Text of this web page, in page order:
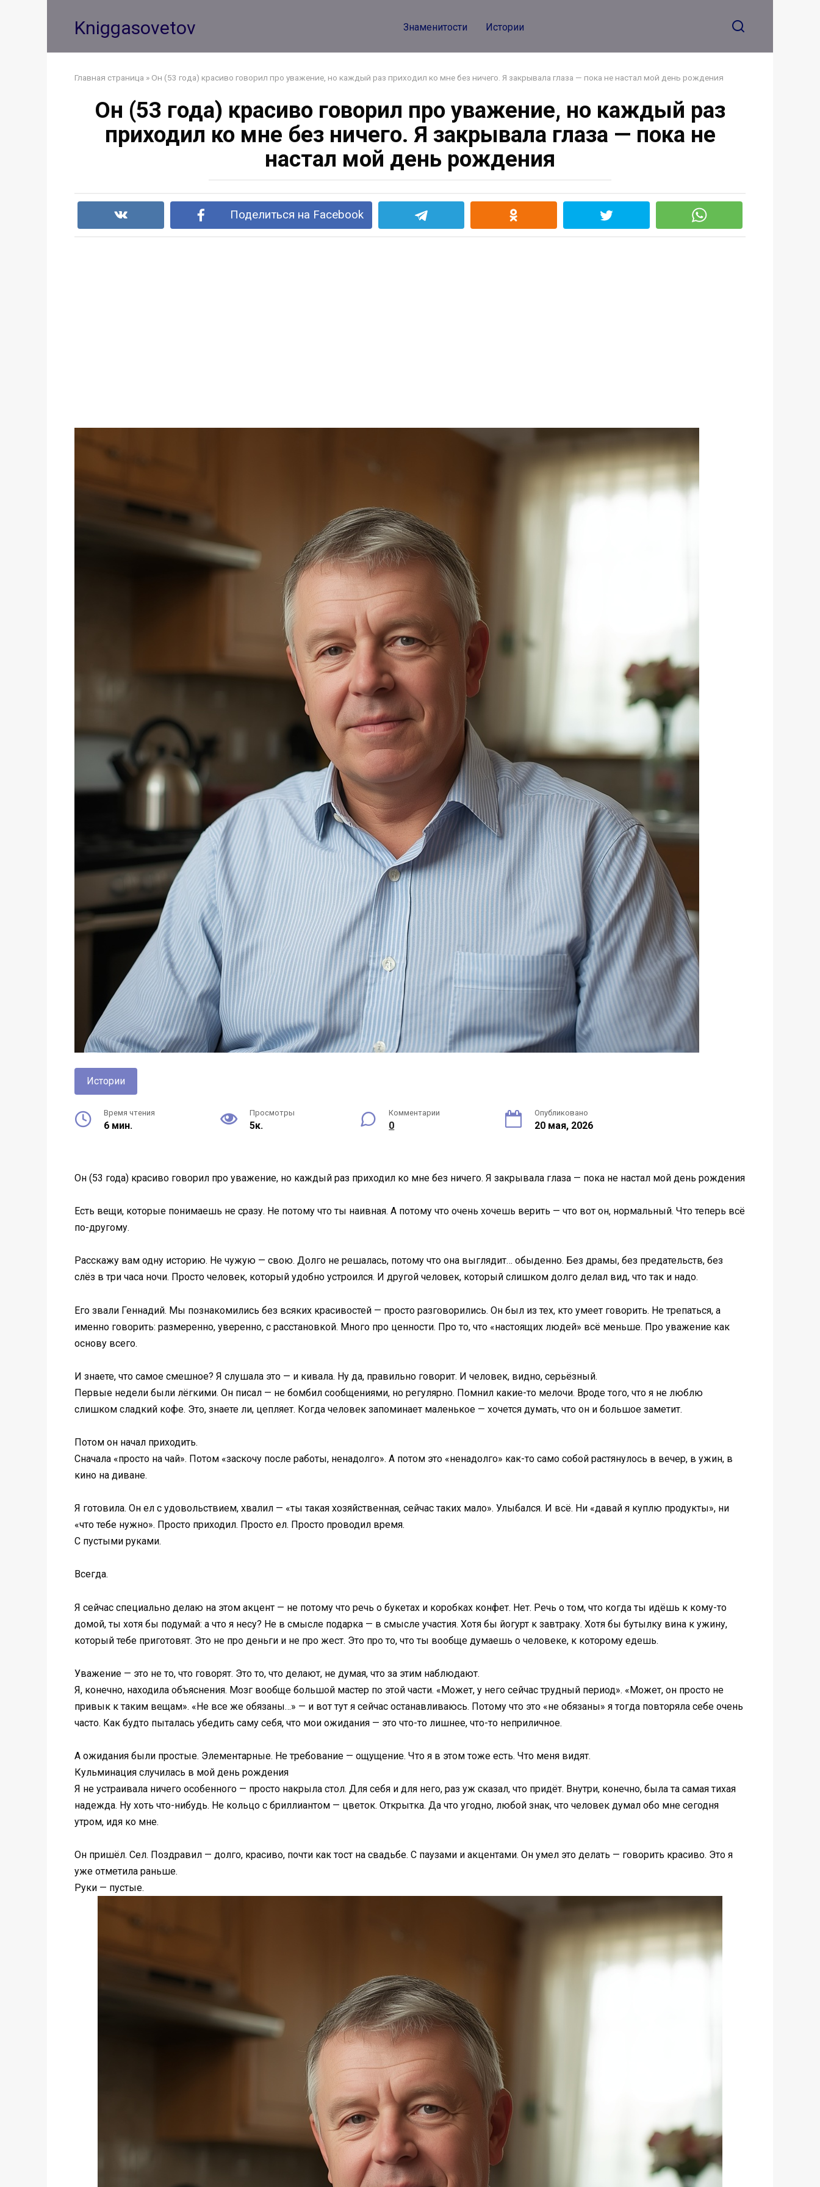
Kniggasovetov Знаменитости Истории
Главная страница » Он (53 года) красиво говорил про уважение, но каждый раз приходил ко мне без ничего. Я закрывала глаза — пока не настал мой день рождения
Он (53 года) красиво говорил про уважение, но каждый раз
приходил ко мне без ничего. Я закрывала глаза — пока не
настал мой день рождения
Поделиться на Facebook
Истории
Время чтения
6 мин.
Просмотры
5к.
Комментарии
0
Опубликовано
20 мая, 2026
Он (53 года) красиво говорил про уважение, но каждый раз приходил ко мне без ничего. Я закрывала глаза — пока не настал мой день рождения
Есть вещи, которые понимаешь не сразу. Не потому что ты наивная. А потому что очень хочешь верить — что вот он, нормальный. Что теперь всё
по-другому.
Расскажу вам одну историю. Не чужую — свою. Долго не решалась, потому что она выглядит… обыденно. Без драмы, без предательств, без
слёз в три часа ночи. Просто человек, который удобно устроился. И другой человек, который слишком долго делал вид, что так и надо.
Его звали Геннадий. Мы познакомились без всяких красивостей — просто разговорились. Он был из тех, кто умеет говорить. Не трепаться, а
именно говорить: размеренно, уверенно, с расстановкой. Много про ценности. Про то, что «настоящих людей» всё меньше. Про уважение как
основу всего.
И знаете, что самое смешное? Я слушала это — и кивала. Ну да, правильно говорит. И человек, видно, серьёзный.
Первые недели были лёгкими. Он писал — не бомбил сообщениями, но регулярно. Помнил какие-то мелочи. Вроде того, что я не люблю
слишком сладкий кофе. Это, знаете ли, цепляет. Когда человек запоминает маленькое — хочется думать, что он и большое заметит.
Потом он начал приходить.
Сначала «просто на чай». Потом «заскочу после работы, ненадолго». А потом это «ненадолго» как-то само собой растянулось в вечер, в ужин, в
кино на диване.
Я готовила. Он ел с удовольствием, хвалил — «ты такая хозяйственная, сейчас таких мало». Улыбался. И всё. Ни «давай я куплю продукты», ни
«что тебе нужно». Просто приходил. Просто ел. Просто проводил время.
С пустыми руками.
Всегда.
Я сейчас специально делаю на этом акцент — не потому что речь о букетах и коробках конфет. Нет. Речь о том, что когда ты идёшь к кому-то
домой, ты хотя бы подумай: а что я несу? Не в смысле подарка — в смысле участия. Хотя бы йогурт к завтраку. Хотя бы бутылку вина к ужину,
который тебе приготовят. Это не про деньги и не про жест. Это про то, что ты вообще думаешь о человеке, к которому едешь.
Уважение — это не то, что говорят. Это то, что делают, не думая, что за этим наблюдают.
Я, конечно, находила объяснения. Мозг вообще большой мастер по этой части. «Может, у него сейчас трудный период». «Может, он просто не
привык к таким вещам». «Не все же обязаны…» — и вот тут я сейчас останавливаюсь. Потому что это «не обязаны» я тогда повторяла себе очень
часто. Как будто пыталась убедить саму себя, что мои ожидания — это что-то лишнее, что-то неприличное.
А ожидания были простые. Элементарные. Не требование — ощущение. Что я в этом тоже есть. Что меня видят.
Кульминация случилась в мой день рождения
Я не устраивала ничего особенного — просто накрыла стол. Для себя и для него, раз уж сказал, что придёт. Внутри, конечно, была та самая тихая
надежда. Ну хоть что-нибудь. Не кольцо с бриллиантом — цветок. Открытка. Да что угодно, любой знак, что человек думал обо мне сегодня
утром, идя ко мне.
Он пришёл. Сел. Поздравил — долго, красиво, почти как тост на свадьбе. С паузами и акцентами. Он умел это делать — говорить красиво. Это я
уже отметила раньше.
Руки — пустые.